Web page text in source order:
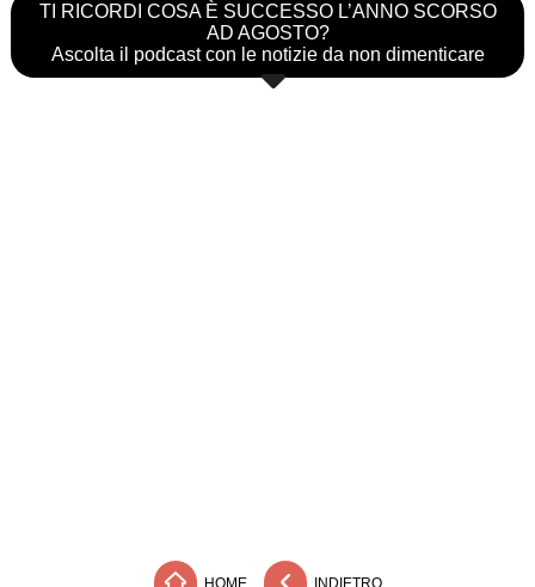
TI RICORDI COSA È SUCCESSO L’ANNO SCORSO
AD AGOSTO?
Ascolta il podcast con le notizie da non dimenticare
HOME INDIETRO